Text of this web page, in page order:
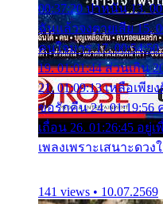
00:37:20 ปาหนัน 13.
ฉันแล้วจงตายเสีย 15.
คนใจมาร 17.
19. 01:01:44 ส่วนเกิน
21. 01:09:13 เหลือเพีย
ขอรักคืน 24. 01:19:56
เถื่อน 26. 01:26:45 อยู่
เพลงเพราะเสนาะดวง
141 views • 10.07.2569